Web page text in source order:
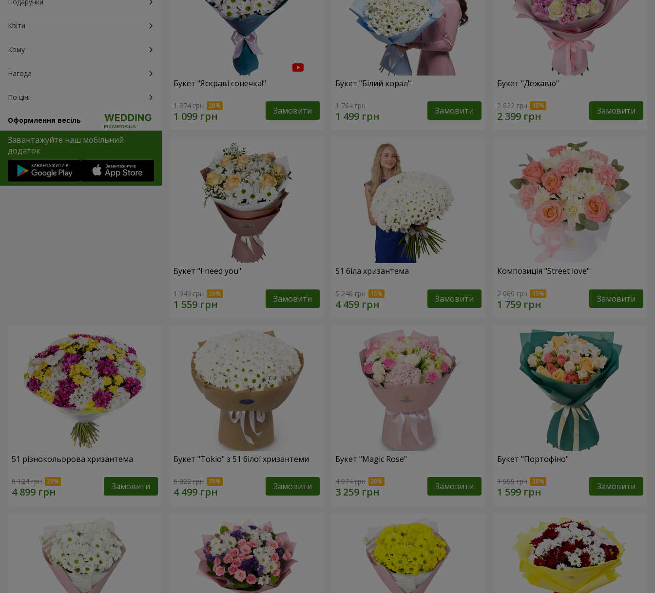
Квіти
Кому
Нагода
По ціні
Оформлення весіль
Завантажуйте наш мобільний
додаток
Букет "Яскраві сонечка!"
1 374 грн Замовити
Букет "Білий корал"
1 764 грн Замовити
Букет "Дежавю"
2 822 грн Замовити
Букет "I need you"
1 949 грн Замовити
51 біла хризантема
5 246 грн Замовити
Композиція "Street love"
2 069 грн Замовити
51 різнокольорова хризантема
6 124 грн Замовити
Букет "Tokio" з 51 білої хризантеми
6 922 грн Замовити
Букет "Magic Rose"
4 074 грн Замовити
Букет "Портофіно"
1 999 грн Замовити